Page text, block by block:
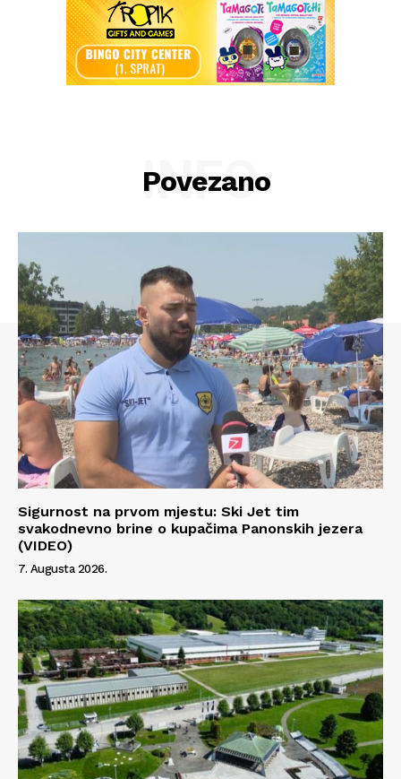
Info
O nama
Kontakt
Impressum
Povezano
INFO
Sigurnost na prvom mjestu: Ski Jet tim
svakodnevno brine o kupačima Panonskih jezera
(VIDEO)
7. Augusta 2026.